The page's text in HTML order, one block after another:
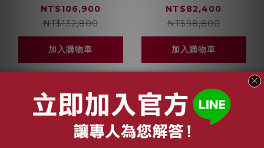
活氧洗衣機+9KG熱泵
式乾衣機 220V 含毛
料衣物烘衣架
WGB256B0TC+WQB245A0TC
NT$106,900
NT$132,800
加入購物車
滾筒洗衣機 WD-
S22FW+WR-20DW
NT$82,400
NT$98,800
加入購物車